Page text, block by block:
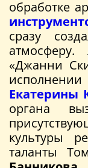
обработке
сразу
«Джанни
Екатерины
органа
культуры
таланты